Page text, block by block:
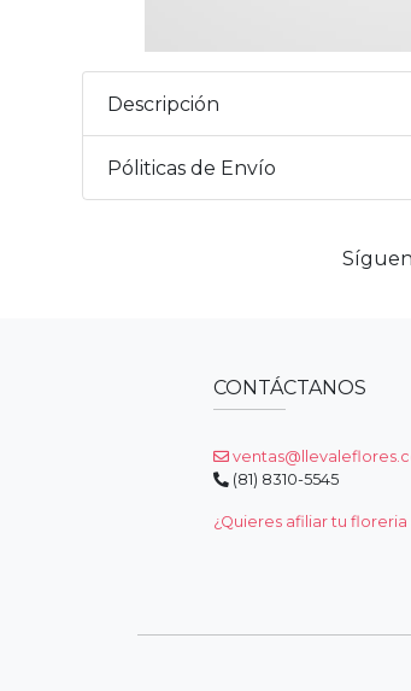
Descripción
Póliticas de Envío
CONTÁCTANOS
(81) 8310-5545
¿Quieres afiliar tu